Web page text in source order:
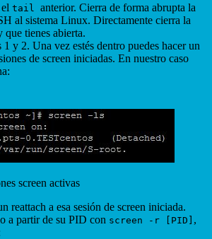
tail anterior. Cierra de forma abrupta la
al sistema Linux. Directamente cierra la
que tienes abierta.
1 y 2. Una vez estés dentro puedes hacer un
de screen iniciadas. En nuestro caso
screen activas
reattach a esa sesión de screen iniciada.
a partir de su PID con screen -r [PID] ,